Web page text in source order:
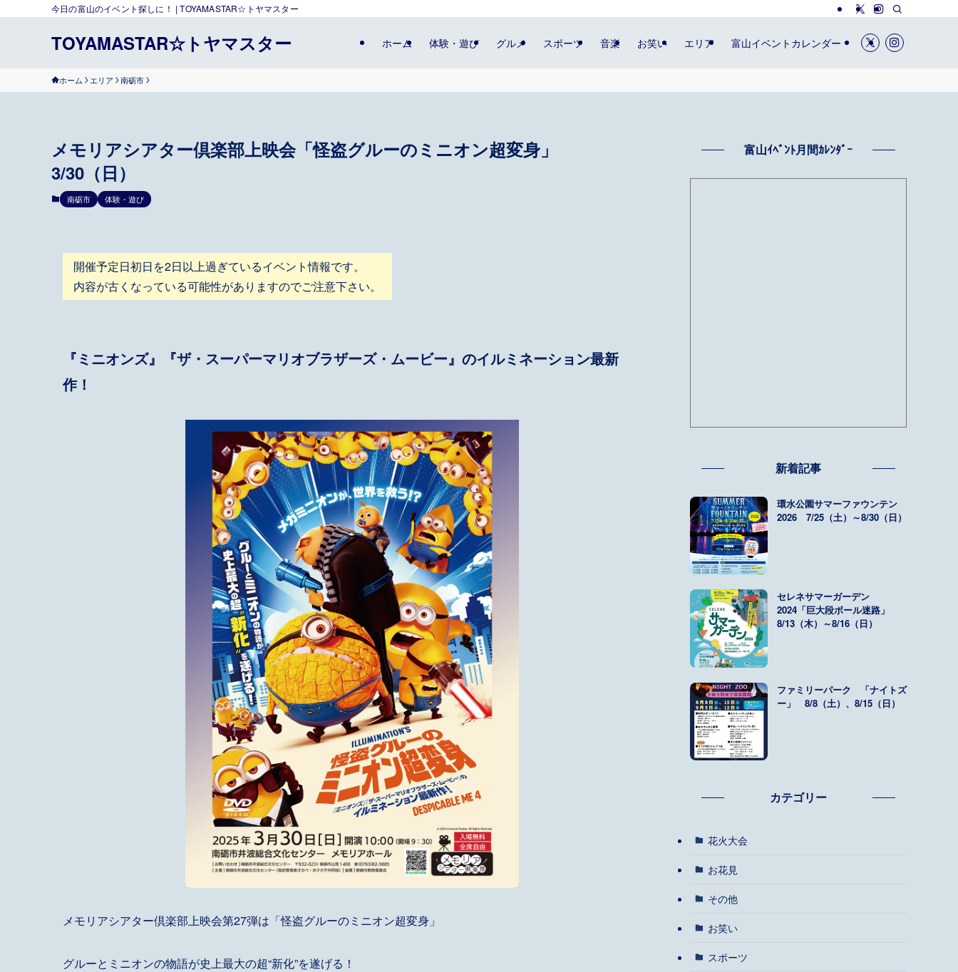
今日の富山のイベント探しに！ | TOYAMASTAR☆トヤマスター
TOYAMASTAR☆トヤマスター ホーム 体験・遊び グルメ スポーツ 音楽 お笑い エリア 富山イベントカレンダー
ホーム エリア 南砺市
メモリアシアター倶楽部上映会「怪盗グルーのミニオン超変身」
3/30（日）
南砺市 体験・遊び
開催予定日初日を2日以上過ぎているイベント情報です。
内容が古くなっている可能性がありますのでご注意下さい。
『ミニオンズ』『ザ・スーパーマリオブラザーズ・ムービー』のイルミネーション最新
作！
メモリアシアター倶楽部上映会第27弾は「怪盗グルーのミニオン超変身」
グルーとミニオンの物語が史上最大の超“新化”を遂げる！
富山ｲﾍﾞﾝﾄ月間ｶﾚﾝﾀﾞｰ
新着記事
環水公園サマーファウンテン
2026 7/25（土）～8/30（日）
セレネサマーガーデン
2024「巨大段ボール迷路」
8/13（木）～8/16（日）
ファミリーパーク 「ナイトズ
ー」 8/8（土）、8/15（日）
カテゴリー
花火大会
お花見
その他
お笑い
スポーツ